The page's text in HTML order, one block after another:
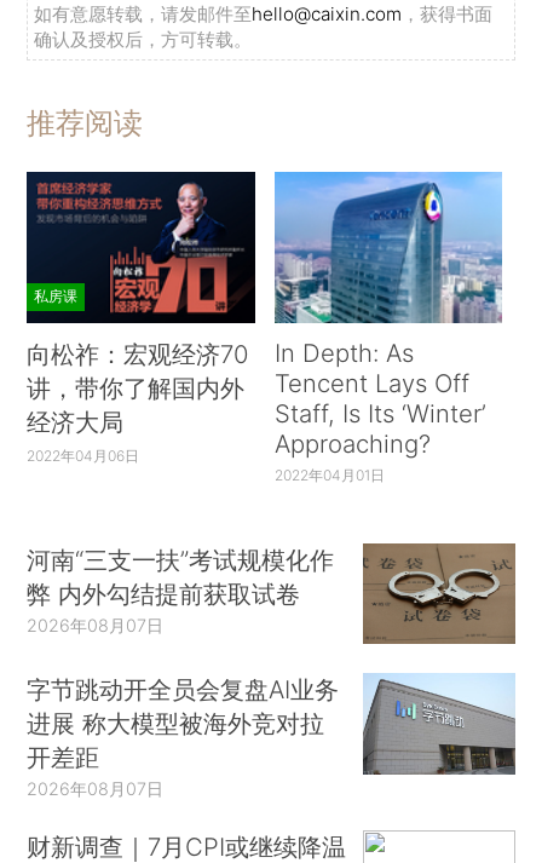
如有意愿转载，请发邮件至hello@caixin.com ，获得书面
确认及授权后，方可转载。
推荐阅读
私房课
向松祚：宏观经济70
讲，带你了解国内外
经济大局
2022年04月06日
In Depth: As
Tencent Lays Off
Staff, Is Its ‘Winter’
Approaching?
2022年04月01日
河南“三支一扶”考试规模化作
弊 内外勾结提前获取试卷
2026年08月07日
字节跳动开全员会复盘AI业务
进展 称大模型被海外竞对拉
开差距
2026年08月07日
财新调查｜7月CPI或继续降温